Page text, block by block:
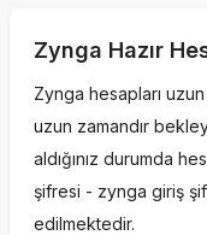
Zynga Hazır
Zynga hesapları uzun
uzun zamandır
aldığınız durumda
şifresi - zynga giriş
edilmektedir.